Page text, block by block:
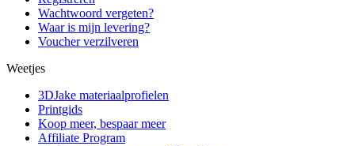
Wachtwoord vergeten?
Waar is mijn levering?
Voucher verzilveren
Weetjes
3DJake materiaalprofielen
Printgids
Koop meer, bespaar meer
Affiliate Program